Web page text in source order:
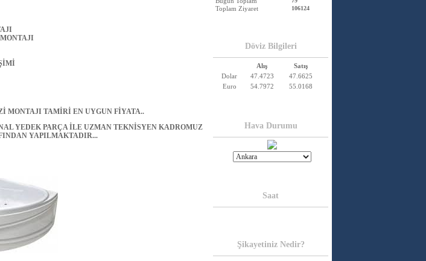
MONTAJI TAMİRİ EN UYGUN FİYATA..
YEDEK PARÇA İLE UZMAN TEKNİSYEN KADROMUZ
YAPILMAKTADIR...
Toplam Ziyaret 106124
Döviz Bilgileri
Alış
Satış
Dolar
47.4723
47.6625
Euro
54.7972 55.0168
Hava Durumu
Saat
Şikayetiniz Nedir?